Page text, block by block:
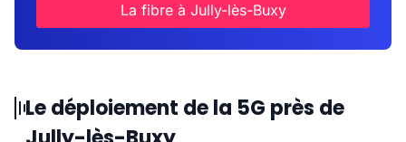
La fibre à Jully-lès-Buxy
Le déploiement de la 5G près de